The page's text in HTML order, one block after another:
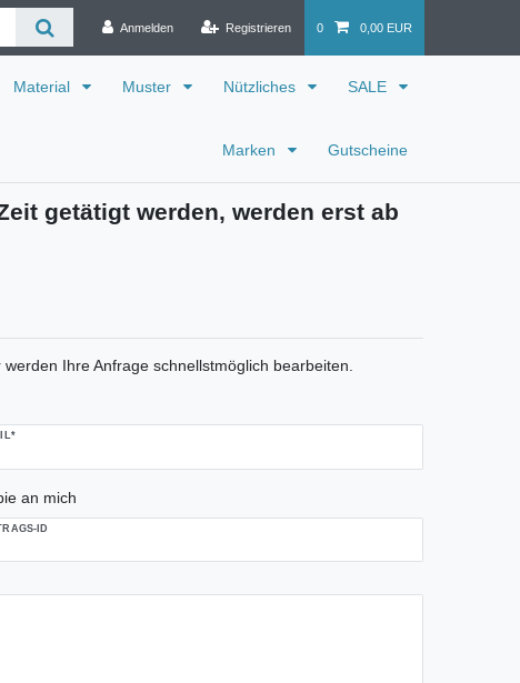
Anmelden Registrieren 0 0,00 EUR
Material Muster Nützliches SALE
Marken Gutscheine
getätigt werden, werden erst ab
Ihre Anfrage schnellstmöglich bearbeiten.
an mich
ID